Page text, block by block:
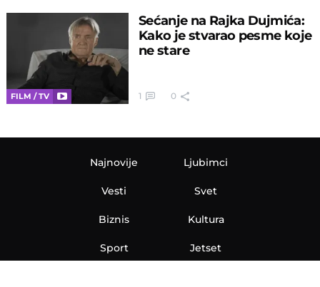
FILM / TV
Sećanje na Rajka Dujmića:
Kako je stvarao pesme koje
ne stare
1 0
Najnovije
Vesti
Biznis
Sport
Ljubimci
Svet
Kultura
Jetset